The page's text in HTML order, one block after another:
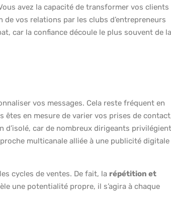
avez la capacité de transformer vos clients
vos relations par les clubs d’entrepreneurs
car la confiance découle le plus souvent de la
vos messages. Cela reste fréquent en
êtes en mesure de varier vos prises de
d’isolé, car de nombreux dirigeants privilégient
multicanale alliée à une publicité digitale
cycles de ventes. De fait, la répétition et
une potentialité propre, il s’agira à chaque